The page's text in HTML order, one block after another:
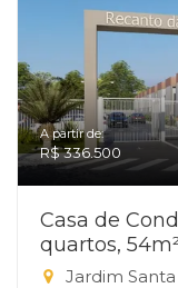
A partir de:
R$ 336.500
Casa de
quartos,
Jardim